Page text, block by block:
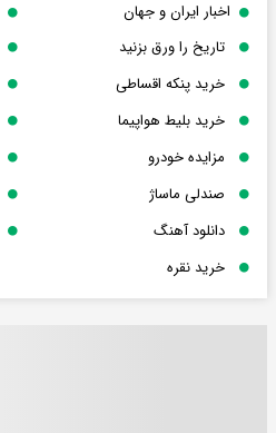
اخبار ایران و جهان
تاریخ را ورق بزنید
خرید پنکه اقساطی
خرید بلیط هواپیما
مزایده خودرو
صندلی ماساژ
دانلود آهنگ
خرید نقره